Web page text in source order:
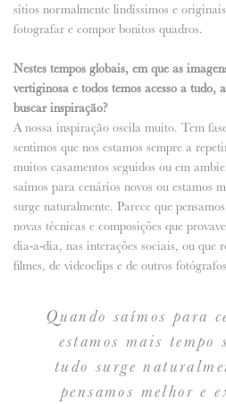
sítios normalmente lindíssimos e
fotografar e compor bonitos quadros.
Nestes tempos globais, em que as
vertiginosa e todos temos acesso a tudo,
buscar inspiração?
A nossa inspiração oscila muito. Tem
sentimos que nos estamos sempre a
muitos casamentos seguidos ou em
saímos para cenários novos ou estamos
surge naturalmente. Parece que
novas técnicas e composições que
dia-a-dia, nas interações sociais, ou que
filmes, de videoclips e de outros
Quando saímos para
estamos mais tempo
tudo surge
pensamos melhor e